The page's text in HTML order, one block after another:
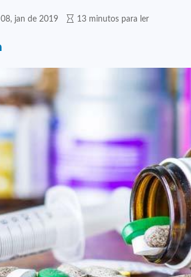
08, jan de 2019 13 minutos para ler